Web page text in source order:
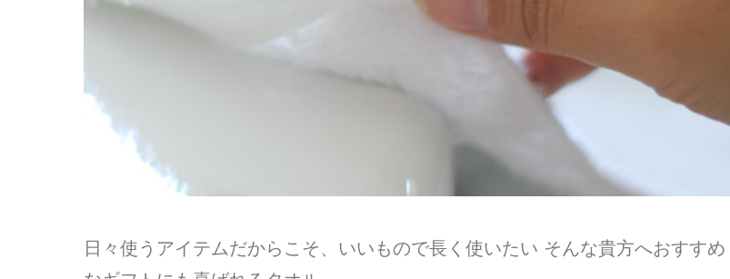
日々使うアイテムだからこそ、いいもので長く使いたい そんな貴方へおすすめ